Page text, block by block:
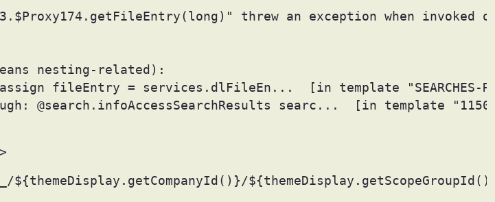
threw an exception when
nesting-related):
${themeDisplay.getCompanyId()}/